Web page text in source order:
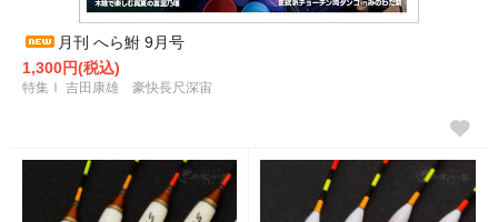
月刊 へら鮒 9月号
1,300円(税込)
特集Ⅰ 吉田康雄 豪快長尺深宙